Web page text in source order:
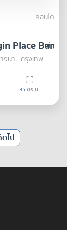
คอนโด
เช่า
Place
งนา , กรุงเทพ
35ตร.ม.
ไป